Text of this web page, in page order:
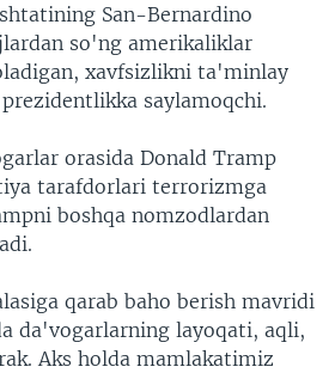
San-Bernardino
so'ng amerikaliklar
xavfsizlikni ta'minlay
saylamoqchi.
orasida Donald Tramp
tarafdorlari terrorizmga
boshqa nomzodlardan
qarab baho berish mavridi
da'vogarlarning layoqati, aqli,
Aks holda mamlakatimiz